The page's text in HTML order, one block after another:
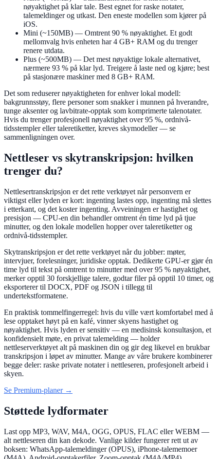
nøyaktighet på klar tale. Best egnet for raske notater,
talemeldinger og utkast. Den eneste modellen som kjører på
iOS.
Mini (~150MB) — Omtrent 90 % nøyaktighet. Et godt
mellomvalg hvis enheten har 4 GB+ RAM og du trenger
renere utdata.
Plus (~500MB) — Det mest nøyaktige lokale alternativet,
nærmere 93 % på klar lyd. Treigere å laste ned og kjøre; best
på stasjonære maskiner med 8 GB+ RAM.
Det som reduserer nøyaktigheten for enhver lokal modell:
bakgrunnsstøy, flere personer som snakker i munnen på hverandre,
tunge aksenter og lavbitrate-opptak som komprimerte talenotater.
Hvis du trenger profesjonell nøyaktighet over 95 %, ordnivå-
tidsstempler eller taleretiketter, kreves skymodeller — se
sammenligningen over.
Nettleser vs skytranskripsjon: hvilken
trenger du?
Nettlesertranskripsjon er det rette verktøyet når personvern er
viktigst eller lyden er kort: ingenting lastes opp, ingenting må slettes
i etterkant, og det koster ingenting. Avveiningen er hastighet og
presisjon — CPU-en din behandler omtrent én time lyd på tjue
minutter, og den lokale modellen hopper over taleretiketter og
ordnivå-tidsstempler.
Skytranskripsjon er det rette verktøyet når du jobber: møter,
intervjuer, forelesninger, juridiske opptak. Dedikerte GPU-er gjør én
time lyd til tekst på omtrent to minutter med over 95 % nøyaktighet,
merker opptil 30 forskjellige talere, godtar filer på opptil 10 timer, og
eksporterer til DOCX, PDF og JSON i tillegg til
undertekstformatene.
En praktisk tommelfingerregel: hvis du ville vært komfortabel med å
lese opptaket høyt på en kafé, vinner skyens hastighet og
nøyaktighet. Hvis lyden er sensitiv — en medisinsk konsultasjon, et
konfidensielt møte, en privat talemelding — holder
nettleserverktøyet alt på maskinen din og gir deg likevel en brukbar
transkripsjon i løpet av minutter. Mange av våre brukere kombinerer
begge deler: raske private notater i nettleseren, profesjonelt arbeid i
skyen.
Se Premium-planer →
Støttede lydformater
Last opp MP3, WAV, M4A, OGG, OPUS, FLAC eller WEBM —
alt nettleseren din kan dekode. Vanlige kilder fungerer rett ut av
boksen: WhatsApp-talemeldinger (OPUS), iPhone-talememoer